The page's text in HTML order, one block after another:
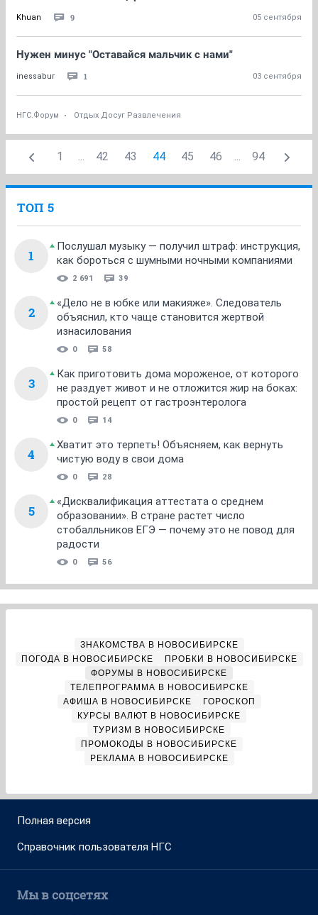
Khuan 9 05 сентября
Нужен минус "Оставайся мальчик с нами"
inessabur 1 03 сентября
НГС.Форум Отдых Досуг Развлечения
1 ... 42 43 44 45 46 ... 94
ТОП 5
1
Послушал музыку — получил штраф: инструкция,
как бороться с шумными ночными компаниями
2 691 39
2
«Дело не в юбке или макияже». Следователь
объяснил, кто чаще становится жертвой
изнасилования
0 58
3
Как приготовить дома мороженое, от которого
не раздует живот и не отложится жир на боках:
простой рецепт от гастроэнтеролога
0 14
4
Хватит это терпеть! Объясняем, как вернуть
чистую воду в свои дома
0 28
5
«Дисквалификация аттестата о среднем
образовании». В стране растет число
стобалльников ЕГЭ — почему это не повод для
радости
0 56
ЗНАКОМСТВА В НОВОСИБИРСКЕ
ПОГОДА В НОВОСИБИРСКЕ
ПРОБКИ В НОВОСИБИРСКЕ
ФОРУМЫ В НОВОСИБИРСКЕ
ТЕЛЕПРОГРАММА В НОВОСИБИРСКЕ
АФИША В НОВОСИБИРСКЕ
ГОРОСКОП
КУРСЫ ВАЛЮТ В НОВОСИБИРСКЕ
ТУРИЗМ В НОВОСИБИРСКЕ
ПРОМОКОДЫ В НОВОСИБИРСКЕ
РЕКЛАМА В НОВОСИБИРСКЕ
Полная версия
Справочник пользователя НГС
Мы в соцсетях